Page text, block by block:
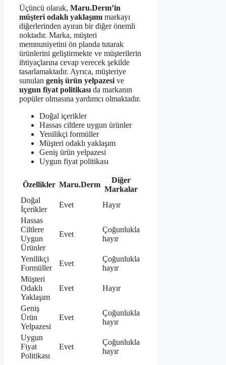
Üçüncü olarak, Maru.Derm’in
müşteri odaklı yaklaşımı markayı
diğerlerinden ayıran bir diğer önemli
noktadır. Marka, müşteri
memnuniyetini ön planda tutarak
ürünlerini geliştirmekte ve müşterilerin
ihtiyaçlarına cevap verecek şekilde
tasarlamaktadır. Ayrıca, müşteriye
sunulan geniş ürün yelpazesi ve
uygun fiyat politikası da markanın
popüler olmasına yardımcı olmaktadır.
Doğal içerikler
Hassas ciltlere uygun ürünler
Yenilikçi formüller
Müşteri odaklı yaklaşım
Geniş ürün yelpazesi
Uygun fiyat politikası
Özellikler Maru.Derm
Diğer
Markalar
Doğal
İçerikler
Evet
Hayır
Hassas
Ciltlere
Uygun
Ürünler
Evet
Çoğunlukla
hayır
Yenilikçi
Formüller
Evet
Çoğunlukla
hayır
Müşteri
Odaklı
Yaklaşım
Evet Hayır
Geniş
Ürün
Yelpazesi
Evet
Çoğunlukla
hayır
Uygun
Fiyat
Politikası
Evet
Çoğunlukla
hayır